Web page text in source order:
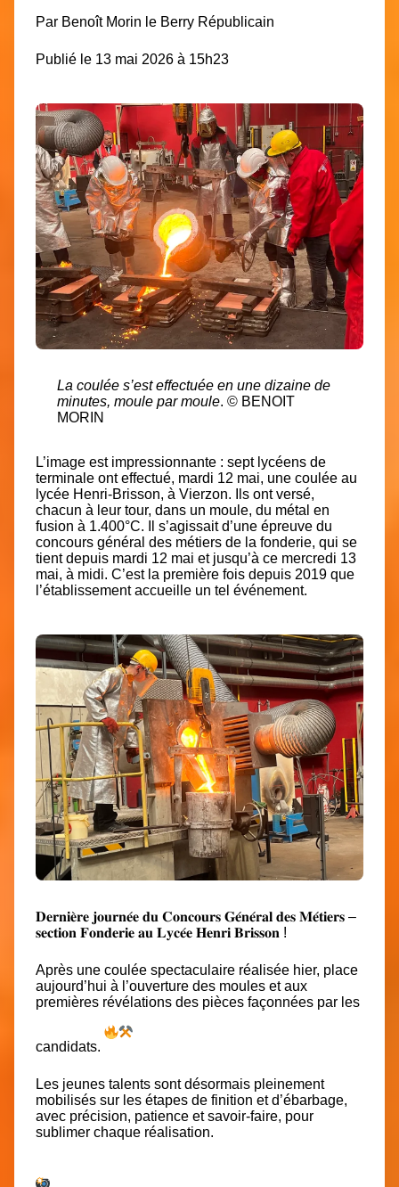
Par Benoît Morin le Berry Républicain
Publié le 13 mai 2026 à 15h23
La coulée s’est effectuée en une dizaine de
minutes, moule par moule. © BENOIT
MORIN
L’image est impressionnante : sept lycéens de
terminale ont effectué, mardi 12 mai, une coulée au
lycée Henri-Brisson, à Vierzon. Ils ont versé,
chacun à leur tour, dans un moule, du métal en
fusion à 1.400°C. Il s’agissait d’une épreuve du
concours général des métiers de la fonderie, qui se
tient depuis mardi 12 mai et jusqu’à ce mercredi 13
mai, à midi. C’est la première fois depuis 2019 que
l’établissement accueille un tel événement.
𝐃𝐞𝐫𝐧𝐢𝐞̀𝐫𝐞 𝐣𝐨𝐮𝐫𝐧𝐞́𝐞 𝐝𝐮 𝐂𝐨𝐧𝐜𝐨𝐮𝐫𝐬 𝐆𝐞́𝐧𝐞́𝐫𝐚𝐥 𝐝𝐞𝐬 𝐌𝐞́𝐭𝐢𝐞𝐫𝐬 –
𝐬𝐞𝐜𝐭𝐢𝐨𝐧 𝐅𝐨𝐧𝐝𝐞𝐫𝐢𝐞 𝐚𝐮 𝐋𝐲𝐜𝐞́𝐞 𝐇𝐞𝐧𝐫𝐢 𝐁𝐫𝐢𝐬𝐬𝐨𝐧 !
Après une coulée spectaculaire réalisée hier, place
aujourd’hui à l’ouverture des moules et aux
premières révélations des pièces façonnées par les
candidats.
Les jeunes talents sont désormais pleinement
mobilisés sur les étapes de finition et d’ébarbage,
avec précision, patience et savoir-faire, pour
sublimer chaque réalisation.